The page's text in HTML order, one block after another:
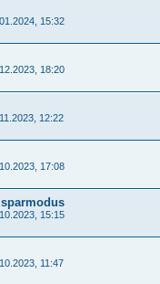
15:32
18:20
12:22
17:08
15:15
11:47